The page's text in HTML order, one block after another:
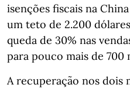
isenções fiscais na
um teto de 2.200
queda de 30% nas
para pouco mais de 700
A recuperação nos dois